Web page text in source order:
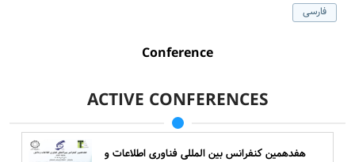
فارسی
Conference
ACTIVE CONFERENCES
هفدهمین کنفرانس بین المللی فناوری اطلاعات و